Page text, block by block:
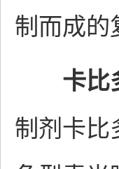
制而成的
卡比
制剂卡比